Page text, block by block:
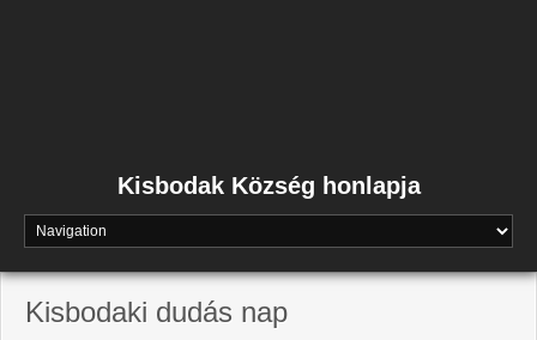
Kisbodak Község honlapja
Kisbodaki dudás nap